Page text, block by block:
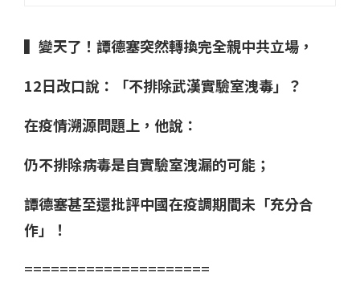
▍變天了！譚德塞突然轉換完全親中共立場，
12日改口說：「不排除武漢實驗室洩毒」？
在疫情溯源問題上，他說：
仍不排除病毒是自實驗室洩漏的可能；
譚德塞甚至還批評中國在疫調期間未「充分合
作」！
=====================